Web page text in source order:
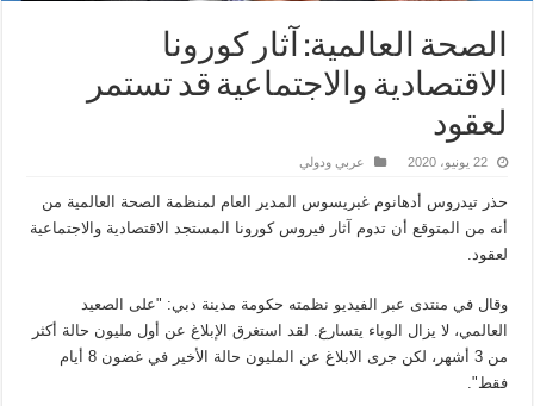
الصحة العالمية: آثار كورونا
الاقتصادية والاجتماعية قد تستمر
لعقود
22 يونيو، 2020 عربي ودولي
حذر تيدروس أدهانوم غبريسوس المدير العام لمنظمة الصحة العالمية من
أنه من المتوقع أن تدوم آثار فيروس كورونا المستجد الاقتصادية والاجتماعية
لعقود.
وقال في منتدى عبر الفيديو نظمته حكومة مدينة دبي: "على الصعيد
العالمي، لا يزال الوباء يتسارع. لقد استغرق الإبلاغ عن أول مليون حالة أكثر
من 3 أشهر، لكن جرى الابلاغ عن المليون حالة الأخير في غضون 8 أيام
فقط".